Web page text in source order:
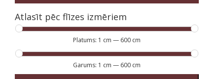
Atlasīt pēc flīzes izmēriem
Platums: 1 cm — 600 cm
Garums: 1 cm — 600 cm